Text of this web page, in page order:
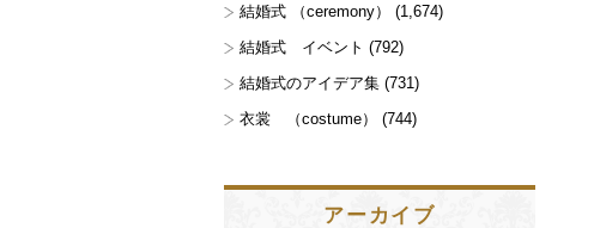
結婚式 （ceremony）
(1,674)
結婚式 イベント (792)
結婚式のアイデア集 (731)
衣裳 （costume）
(744)
アーカイブ